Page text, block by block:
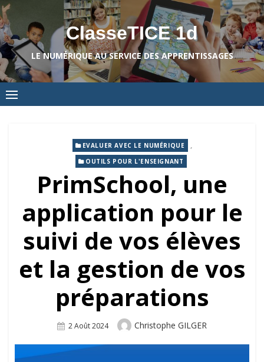
Skip
to
content
ClasseTICE 1d
LE NUMÉRIQUE AU SERVICE DES APPRENTISSAGES
EVALUER AVEC LE NUMÉRIQUE ,
OUTILS POUR L'ENSEIGNANT
PrimSchool, une
application pour le
suivi de vos élèves
et la gestion de vos
préparations
Posted
2 Août 2024 Author
Christophe GILGER